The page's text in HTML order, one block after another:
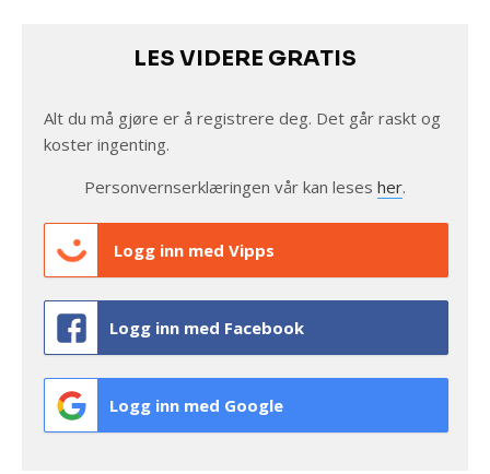
LES VIDERE GRATIS
Alt du må gjøre er å registrere deg. Det går raskt og
koster ingenting.
Personvernserklæringen vår kan leses her.
Logg inn med Vipps
Logg inn med Facebook
Logg inn med Google